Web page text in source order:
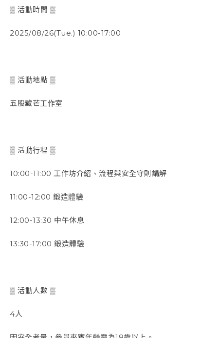
▒ 活動時間 ▒
2025/08/26(Tue.) 10:00-17:00
▒ 活動地點 ▒
五股藏芒工作室
▒ 活動行程 ▒
10:00-11:00 工作坊介紹、流程與安全守則講解
11:00-12:00 鍛造體驗
12:00-13:30 中午休息
13:30-17:00 鍛造體驗
▒ 活動人數 ▒
4人